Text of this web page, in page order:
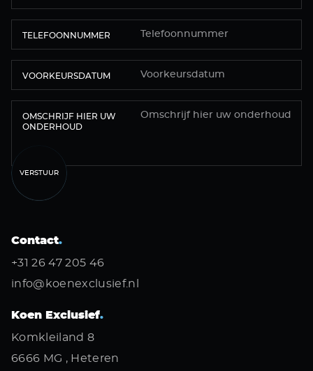
TELEFOONNUMMER
VOORKEURSDATUM
OMSCHRIJF HIER UW
ONDERHOUD
VERSTUUR
Contact.
+31 26 47 205 46
info@koenexclusief.nl
Koen Exclusief.
Komkleiland 8
6666 MG , Heteren